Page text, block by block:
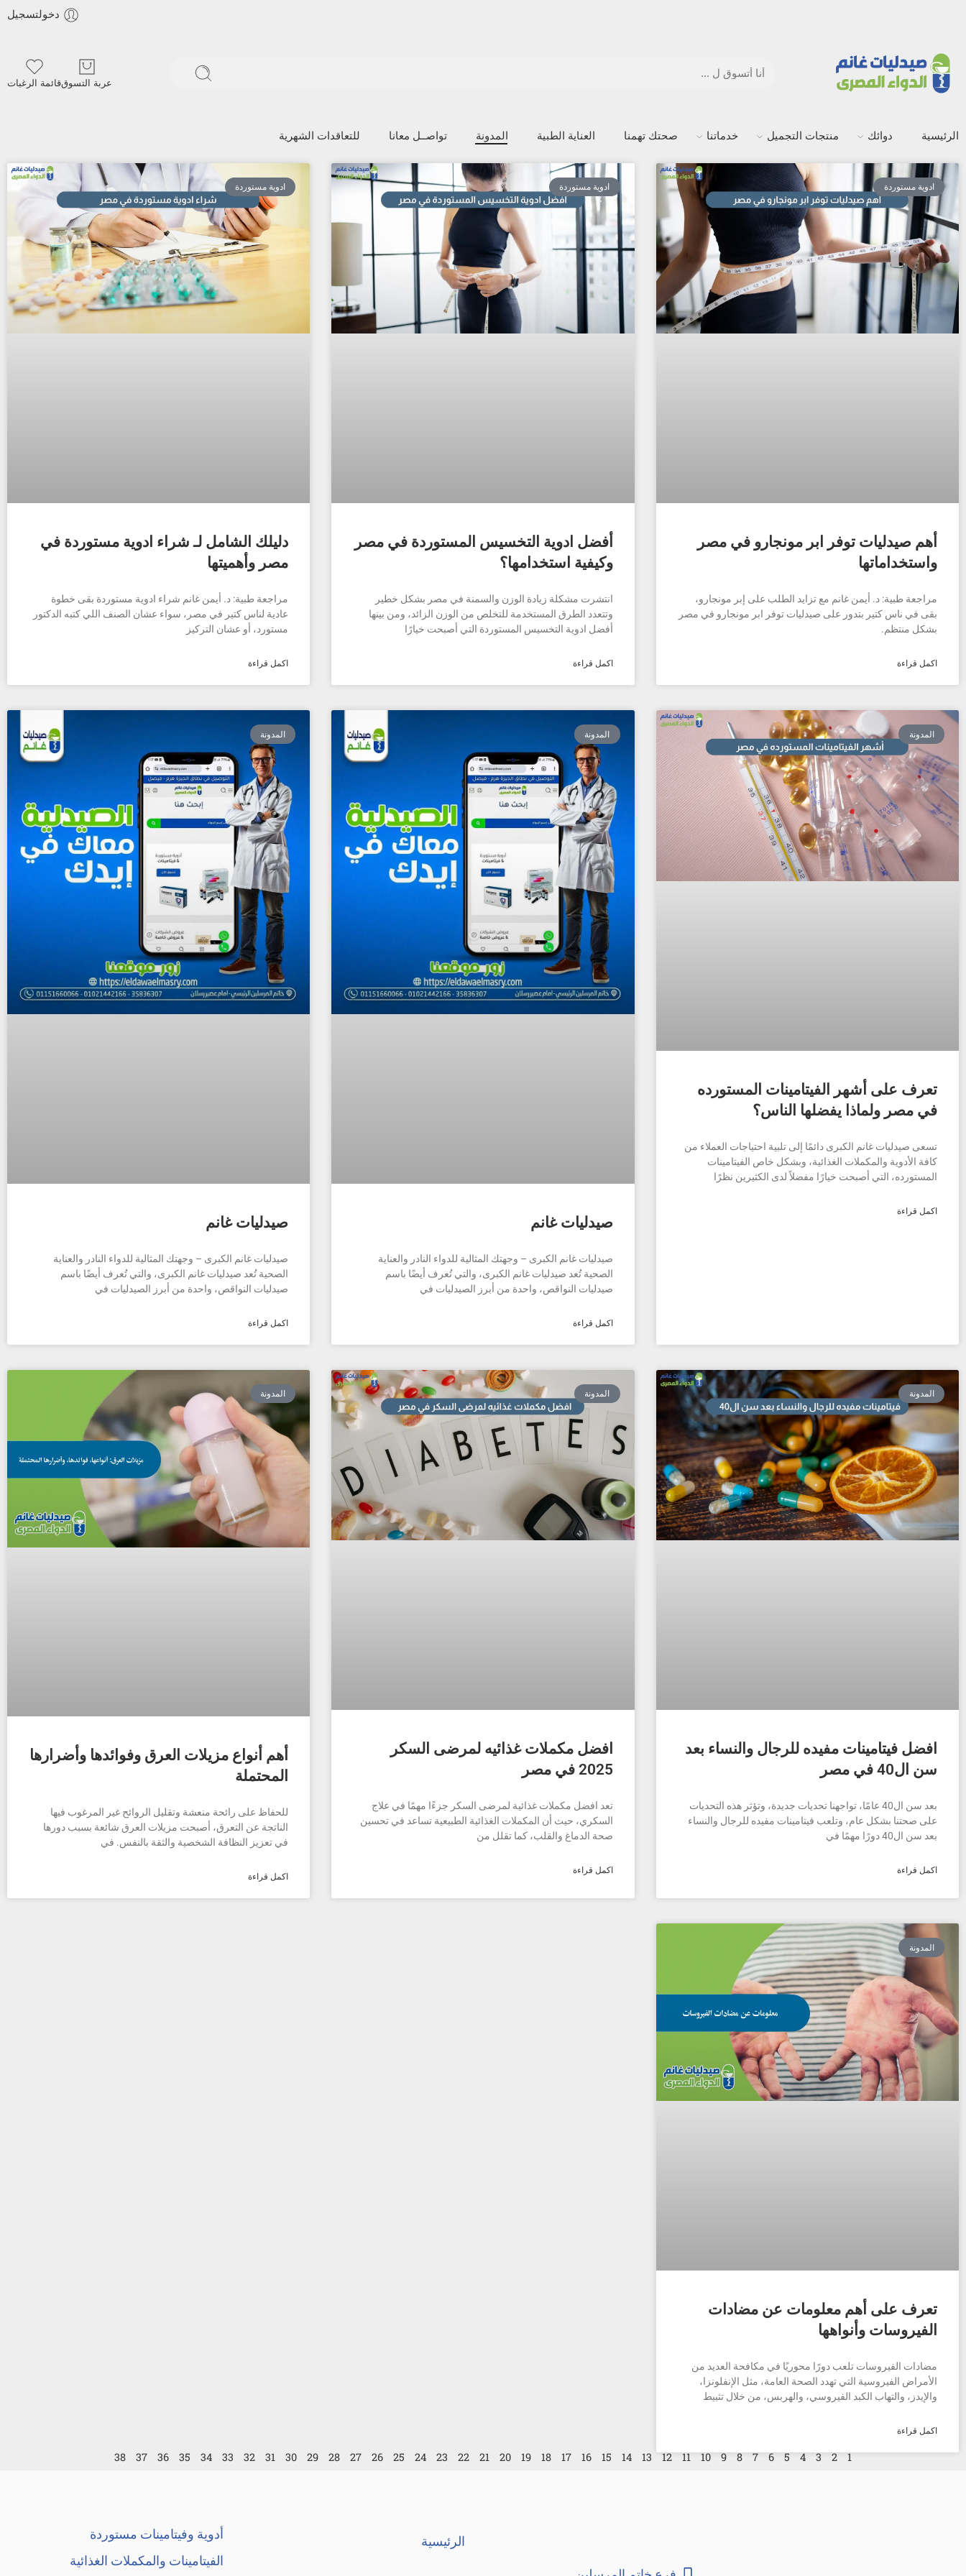
دخولتسجيل
عربة التسوققائمة الرغبات
الرئيسية دوائك منتجات التجميل خدماتنا صحتك تهمنا العناية الطبية المدونة تواصــل معانا للتعاقدات الشهرية
ادوية مستوردة
أهم صيدليات توفر ابر مونجارو في مصر
واستخداماتها
مراجعة طبية: د. أيمن غانم مع تزايد الطلب على إبر مونجارو،
بقى في ناس كتير بتدور على صيدليات توفر ابر مونجارو في مصر
بشكل منتظم.
اكمل قراءة
ادوية مستوردة
أفضل ادوية التخسيس المستوردة في مصر
وكيفية استخدامها؟
انتشرت مشكلة زيادة الوزن والسمنة في مصر بشكل خطير
وتتعدد الطرق المستخدمة للتخلص من الوزن الزائد، ومن بينها
أفضل ادوية التخسيس المستوردة التي أصبحت خيارًا
اكمل قراءة
ادوية مستوردة
دليلك الشامل لـ شراء ادوية مستوردة في
مصر وأهميتها
مراجعة طبية: د. أيمن غانم شراء ادوية مستوردة بقى خطوة
عادية لناس كتير في مصر، سواء عشان الصنف اللي كتبه الدكتور
مستورد، أو عشان التركيز
اكمل قراءة
المدونة
تعرف على أشهر الفيتامينات المستورده
في مصر ولماذا يفضلها الناس؟
تسعى صيدليات غانم الكبرى دائمًا إلى تلبية احتياجات العملاء من
كافة الأدوية والمكملات الغذائية، وبشكل خاص الفيتامينات
المستورده، التي أصبحت خيارًا مفضلاً لدى الكثيرين نظرًا
اكمل قراءة
المدونة
صيدليات غانم
صيدليات غانم الكبرى – وجهتك المثالية للدواء النادر والعناية
الصحية تُعد صيدليات غانم الكبرى، والتي تُعرف أيضًا باسم
صيدليات النواقص، واحدة من أبرز الصيدليات في
اكمل قراءة
المدونة
صيدليات غانم
صيدليات غانم الكبرى – وجهتك المثالية للدواء النادر والعناية
الصحية تُعد صيدليات غانم الكبرى، والتي تُعرف أيضًا باسم
صيدليات النواقص، واحدة من أبرز الصيدليات في
اكمل قراءة
المدونة
افضل فيتامينات مفيده للرجال والنساء بعد
سن ال40 في مصر
بعد سن ال40 عامًا، تواجهنا تحديات جديدة، وتؤثر هذه التحديات
على صحتنا بشكل عام، وتلعب فيتامينات مفيده للرجال والنساء
بعد سن ال40 دورًا مهمًا في
اكمل قراءة
المدونة
افضل مكملات غذائيه لمرضى السكر
2025 في مصر
تعد افضل مكملات غذائية لمرضى السكر جزءًا مهمًا في علاج
السكري، حيث أن المكملات الغذائية الطبيعية تساعد في تحسين
صحة الدماغ والقلب، كما تقلل من
اكمل قراءة
المدونة
أهم أنواع مزيلات العرق وفوائدها وأضرارها
المحتملة
للحفاظ على رائحة منعشة وتقليل الروائح غير المرغوب فيها
الناتجة عن التعرق، أصبحت مزيلات العرق شائعة بسبب دورها
في تعزيز النظافة الشخصية والثقة بالنفس. في
اكمل قراءة
المدونة
تعرف على أهم معلومات عن مضادات
الفيروسات وأنواهها
مضادات الفيروسات تلعب دورًا محوريًا في مكافحة العديد من
الأمراض الفيروسية التي تهدد الصحة العامة، مثل الإنفلونزا،
والإيدز، والتهاب الكبد الفيروسي، والهربس، من خلال تثبيط
اكمل قراءة
1
2
3
4
5
6
7
8
9
10
11
12
13
14
15
16
17
18
19
20
21
22
23
24
25
26
27
28
29
30
31
32
33
34
35
36
37
38
الرئيسية
أدوية وفيتامينات مستوردة
الفيتامينات والمكملات الغذائية